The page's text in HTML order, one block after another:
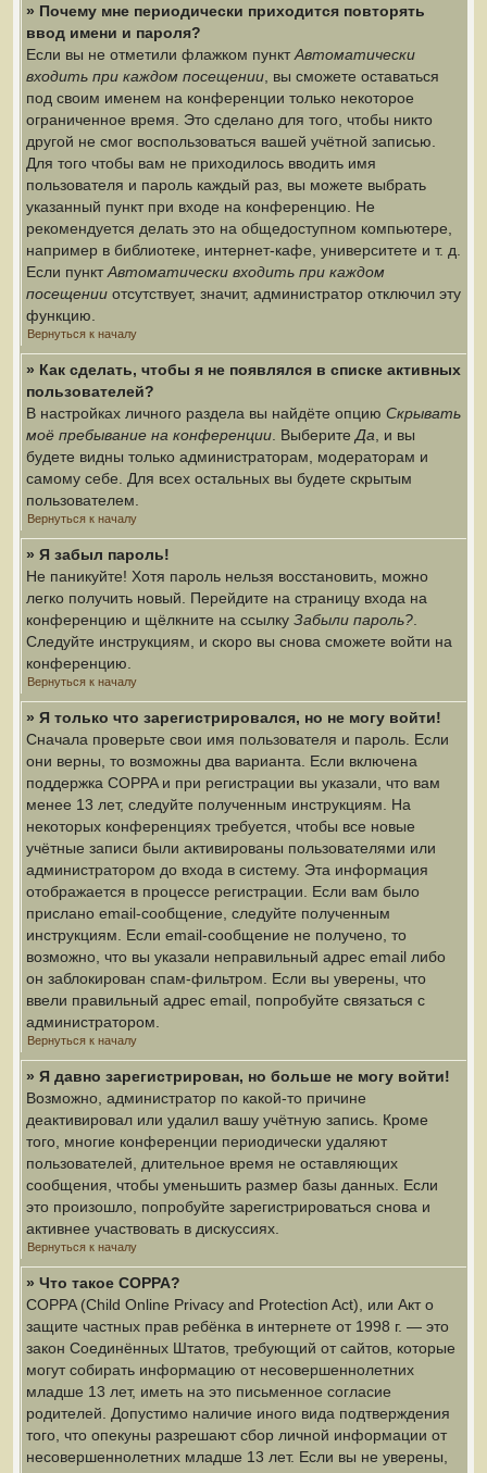
» Почему мне периодически приходится повторять
ввод имени и пароля?
Если вы не отметили флажком пунктАвтоматически
входить при каждом посещении , вы сможете оставаться
под своим именем на конференции только некоторое
ограниченное время. Это сделано для того, чтобы никто
другой не смог воспользоваться вашей учётной записью.
Для того чтобы вам не приходилось вводить имя
пользователя и пароль каждый раз, вы можете выбрать
указанный пункт при входе на конференцию. Не
рекомендуется делать это на общедоступном компьютере,
например в библиотеке, интернет-кафе, университете и т. д.
Если пунктАвтоматически входить при каждом
посещении отсутствует, значит, администратор отключил эту
функцию.
Вернуться к началу
» Как сделать, чтобы я не появлялся в списке активных
пользователей?
В настройках личного раздела вы найдёте опцию Скрывать
моё пребывание на конференции . Выберите Да , и вы
будете видны только администраторам, модераторам и
самому себе. Для всех остальных вы будете скрытым
пользователем.
Вернуться к началу
» Я забыл пароль!
Не паникуйте! Хотя пароль нельзя восстановить, можно
легко получить новый. Перейдите на страницу входа на
конференцию и щёлкните на ссылку Забыли пароль?
Следуйте инструкциям, и скоро вы снова сможете войти на
конференцию.
Вернуться к началу
» Я только что зарегистрировался, но не могу войти!
Сначала проверьте свои имя пользователя и пароль. Если
они верны, то возможны два варианта. Если включена
поддержка COPPA и при регистрации вы указали, что вам
менее 13 лет, следуйте полученным инструкциям. На
некоторых конференциях требуется, чтобы все новые
учётные записи были активированы пользователями или
администратором до входа в систему. Эта информация
отображается в процессе регистрации. Если вам было
прислано email-сообщение, следуйте полученным
инструкциям. Если email-сообщение не получено, то
возможно, что вы указали неправильный адрес email либо
он заблокирован спам-фильтром. Если вы уверены, что
ввели правильный адрес email, попробуйте связаться с
администратором.
Вернуться к началу
» Я давно зарегистрирован, но больше не могу войти!
Возможно, администратор по какой-то причине
деактивировал или удалил вашу учётную запись. Кроме
того, многие конференции периодически удаляют
пользователей, длительное время не оставляющих
сообщения, чтобы уменьшить размер базы данных. Если
это произошло, попробуйте зарегистрироваться снова и
активнее участвовать в дискуссиях.
Вернуться к началу
» Что такое COPPA?
COPPA (Child Online Privacy and Protection Act), или Акт о
защите частных прав ребёнка в интернете от 1998 г. — это
закон Соединённых Штатов, требующий от сайтов, которые
могут собирать информацию от несовершеннолетних
младше 13 лет, иметь на это письменное согласие
родителей. Допустимо наличие иного вида подтверждения
того, что опекуны разрешают сбор личной информации от
несовершеннолетних младше 13 лет. Если вы не уверены,